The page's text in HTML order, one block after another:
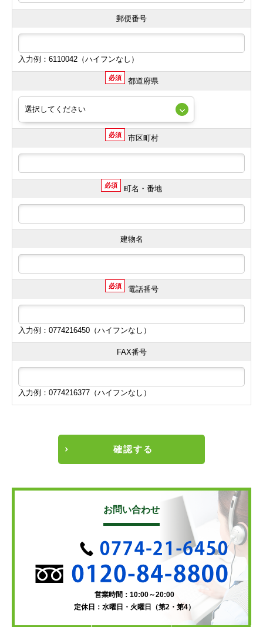
郵便番号
入力例：6110042（ハイフンなし）
必須 都道府県
必須 市区町村
必須 町名・番地
建物名
必須 電話番号
入力例：0774216450（ハイフンなし）
FAX番号
入力例：0774216377（ハイフンなし）
確認する
お問い合わせ
営業時間：10:00～20:00
定休日：水曜日・火曜日（第2・第4）